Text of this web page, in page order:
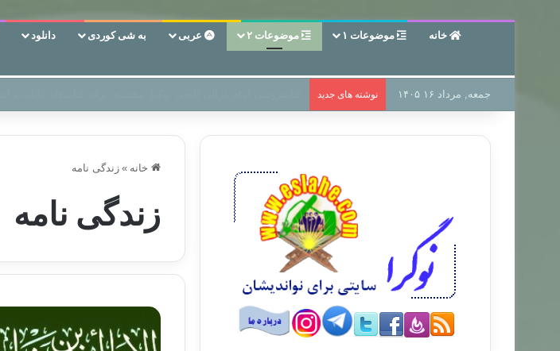
خانه موضوعات ۱ موضوعات ۲ عربی به شی کوردی دانلود
جمعه, مرداد ۱۶ ۱۴۰۵ نوشته های جدید
خانه » زندگی نامه
زندگی نامه